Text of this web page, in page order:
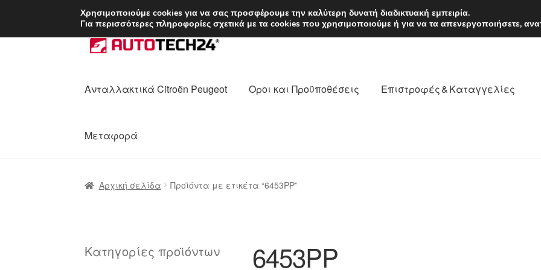
ΑΠΟΣΤΟΛΗ από 7 EUR Δευτέρα-Παρ.
Απευθείας
μετάβαση
πλοήγηση
Μετάβαση
σε
Ανταλλακτικά Citroën Peugeot Οροι και Προϋποθέσεις Επιστροφές & Καταγγελίες
Μεταφορά
Αρχική σελίδα Προϊόντα με ετικέτα “6453PP”
6453PP
Κατηγορίες προϊόντων
Χρησιμοποιούμε cookies για να σας προσφέρουμε την καλύτερη δυνατή διαδικτυακή εμπειρία.
Για περισσότερες πληροφορίες σχετικά με τα cookies που χρησιμοποιούμε ή για να τα απενεργοποιήσετε,